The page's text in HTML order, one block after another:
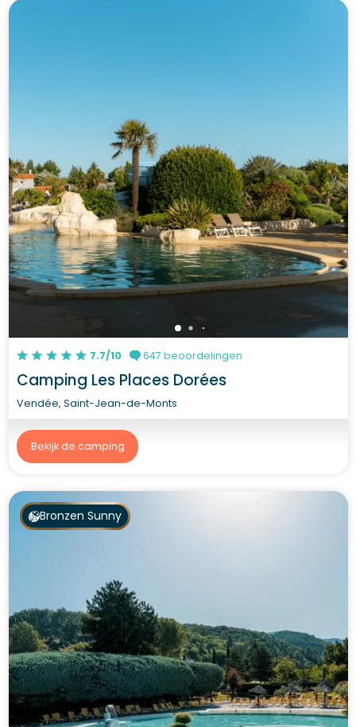
7.7/10 647 beoordelingen
Camping Les Places Dorées
Vendée, Saint-Jean-de-Monts
Bekijk de camping
Bronzen Sunny